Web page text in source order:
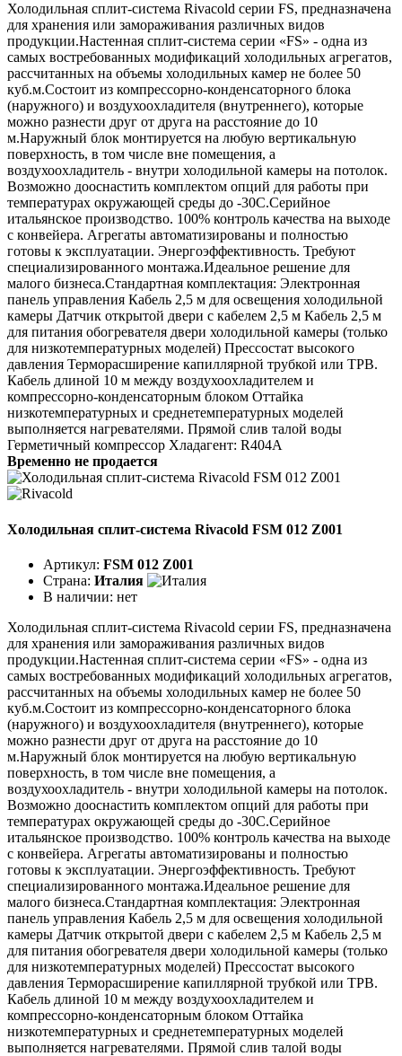
Холодильная сплит-система Rivacold серии FS, предназначена
для хранения или замораживания различных видов
продукции.Настенная сплит-система серии «FS» - одна из
самых востребованных модификаций холодильных агрегатов,
рассчитанных на объемы холодильных камер не более 50
куб.м.Состоит из компрессорно-конденсаторного блока
(наружного) и воздухоохладителя (внутреннего), которые
можно разнести друг от друга на расстояние до 10
м.Наружный блок монтируется на любую вертикальную
поверхность, в том числе вне помещения, а
воздухоохладитель - внутри холодильной камеры на потолок.
Возможно дооснастить комплектом опций для работы при
температурах окружающей среды до -30С.Серийное
итальянское производство. 100% контроль качества на выходе
с конвейера. Агрегаты автоматизированы и полностью
готовы к эксплуатации. Энергоэффективность. Требуют
специализированного монтажа.Идеальное решение для
малого бизнеса.Стандартная комплектация: Электронная
панель управления Кабель 2,5 м для освещения холодильной
камеры Датчик открытой двери с кабелем 2,5 м Кабель 2,5 м
для питания обогревателя двери холодильной камеры (только
для низкотемпературных моделей) Прессостат высокого
давления Терморасширение капиллярной трубкой или ТРВ.
Кабель длиной 10 м между воздухоохладителем и
компрессорно-конденсаторным блоком Оттайка
низкотемпературных и среднетемпературных моделей
выполняется нагревателями. Прямой слив талой воды
Герметичный компрессор Хладагент: R404A
Временно не продается
Холодильная сплит-система Rivacold FSM 012 Z001
Артикул: FSM 012 Z001
Страна: Италия
В наличии: нет
Холодильная сплит-система Rivacold серии FS, предназначена
для хранения или замораживания различных видов
продукции.Настенная сплит-система серии «FS» - одна из
самых востребованных модификаций холодильных агрегатов,
рассчитанных на объемы холодильных камер не более 50
куб.м.Состоит из компрессорно-конденсаторного блока
(наружного) и воздухоохладителя (внутреннего), которые
можно разнести друг от друга на расстояние до 10
м.Наружный блок монтируется на любую вертикальную
поверхность, в том числе вне помещения, а
воздухоохладитель - внутри холодильной камеры на потолок.
Возможно дооснастить комплектом опций для работы при
температурах окружающей среды до -30С.Серийное
итальянское производство. 100% контроль качества на выходе
с конвейера. Агрегаты автоматизированы и полностью
готовы к эксплуатации. Энергоэффективность. Требуют
специализированного монтажа.Идеальное решение для
малого бизнеса.Стандартная комплектация: Электронная
панель управления Кабель 2,5 м для освещения холодильной
камеры Датчик открытой двери с кабелем 2,5 м Кабель 2,5 м
для питания обогревателя двери холодильной камеры (только
для низкотемпературных моделей) Прессостат высокого
давления Терморасширение капиллярной трубкой или ТРВ.
Кабель длиной 10 м между воздухоохладителем и
компрессорно-конденсаторным блоком Оттайка
низкотемпературных и среднетемпературных моделей
выполняется нагревателями. Прямой слив талой воды